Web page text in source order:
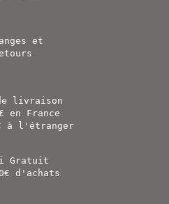
et
livraison
en France
à l'étranger
Gratuit
d'achats